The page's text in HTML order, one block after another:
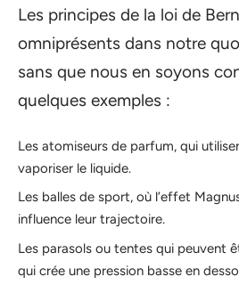
Les principes de la loi de
omniprésents dans notre
sans que nous en soyons
quelques exemples :
Les atomiseurs de parfum, qui
vaporiser le liquide.
Les balles de sport, où l’effet
influence leur trajectoire.
Les parasols ou tentes qui peuvent
qui crée une pression basse en